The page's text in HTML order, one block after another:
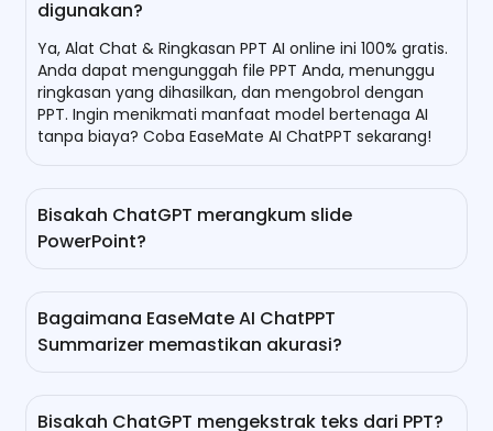
digunakan?
Ya, Alat Chat & Ringkasan PPT AI online ini 100% gratis.
Anda dapat mengunggah file PPT Anda, menunggu
ringkasan yang dihasilkan, dan mengobrol dengan
PPT. Ingin menikmati manfaat model bertenaga AI
tanpa biaya? Coba EaseMate AI ChatPPT sekarang!
Bisakah ChatGPT merangkum slide
PowerPoint?
populer lainnya seperti DeepSeek V3 dapat secara
otomatis menghasilkan ringkasan PPT berkualitas
EaseMate AI ChatPPT dan menunggu dengan sabar.
Bagaimana EaseMate AI ChatPPT
Summarizer memastikan akurasi?
Bisakah ChatGPT mengekstrak teks dari PPT?